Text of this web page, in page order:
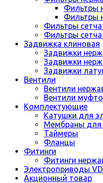
Фильтры
Фильтры
Фильтры
Фильтры
Задвижка клиновая
Задвижки
Задвижки
Задвижки
Вентили
Вентили
Вентили
Комплектующие
Катушки для
Мембраны для
Таймеры
Фланцы
Фитинги
Фитинги
Электроприводы
Акционный товар